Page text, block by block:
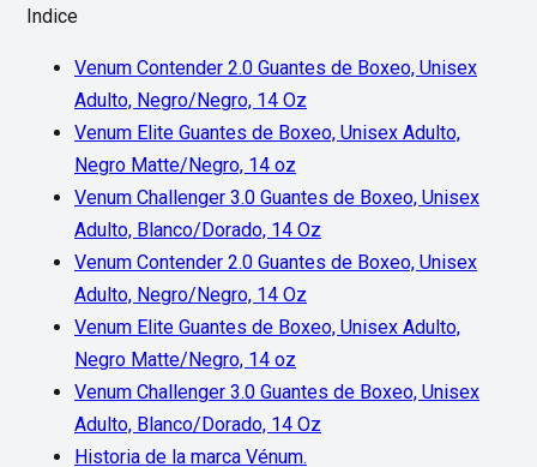
Indice
Venum Contender 2.0 Guantes de Boxeo, Unisex
Adulto, Negro/Negro, 14 Oz
Venum Elite Guantes de Boxeo, Unisex Adulto,
Negro Matte/Negro, 14 oz
Venum Challenger 3.0 Guantes de Boxeo, Unisex
Adulto, Blanco/Dorado, 14 Oz
Venum Contender 2.0 Guantes de Boxeo, Unisex
Adulto, Negro/Negro, 14 Oz
Venum Elite Guantes de Boxeo, Unisex Adulto,
Negro Matte/Negro, 14 oz
Venum Challenger 3.0 Guantes de Boxeo, Unisex
Adulto, Blanco/Dorado, 14 Oz
Historia de la marca Vénum.